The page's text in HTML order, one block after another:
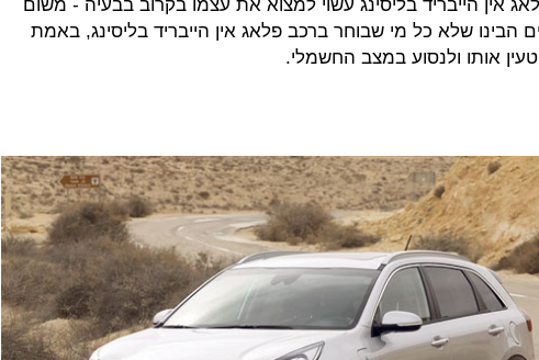
אין הייבריד בליסינג עשוי למצוא את עצמו בקרוב בבעיה - משום
הבינו שלא כל מי שבוחר ברכב פלאג אין הייבריד בליסינג, באמת
אותו ולנסוע במצב החשמלי.